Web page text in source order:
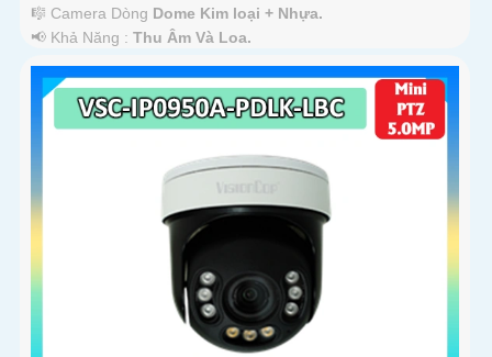
🎼️ Camera Dòng Dome Kim loại + Nhựa.
️📢 Khả Năng : Thu Âm Và Loa.